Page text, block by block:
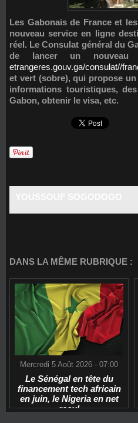
Les Gabonais de France et les touristes ont désormais un
nouveau service en ligne
réel. Le Consulat général du
de lancer un
etrangeres.gouv.ga/consulat//
et vert (sobre), qui propose
informations touristiques,
Gabon, obtenir le visa, etc.
DANS LA MÊME RUBRIQUE :
Mercredi 5 Août 2026 - 07:00
Le Sénégal en tête du
financement tech africain
en juin, le Nigeria en net
recul